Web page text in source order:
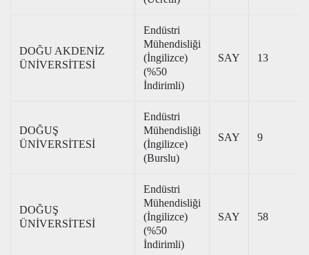
DOĞU AKDENİZ
ÜNİVERSİTESİ
Endüstri
Mühendisliği
(İngilizce)
(%50
İndirimli)
SAY 13
DOĞUŞ
ÜNİVERSİTESİ
Endüstri
Mühendisliği
(İngilizce)
(Burslu)
SAY 9
DOĞUŞ
ÜNİVERSİTESİ
Endüstri
Mühendisliği
(İngilizce)
(%50
İndirimli)
SAY 58